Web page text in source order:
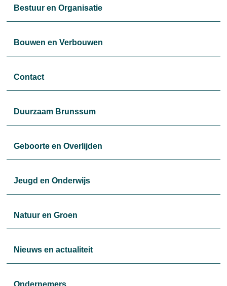
Bestuur en Organisatie
Bouwen en Verbouwen
Contact
Duurzaam Brunssum
Geboorte en Overlijden
Jeugd en Onderwijs
Natuur en Groen
Nieuws en actualiteit
Ondernemers